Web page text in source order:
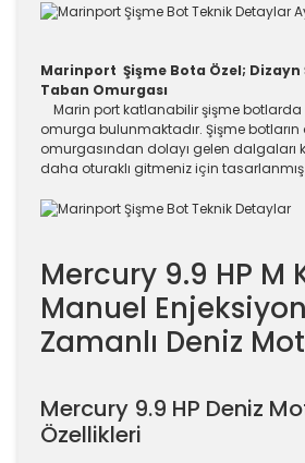
Marinport Şişme Bota Özel; Dizayn
Taban Omurgası
Marin port katlanabilir şişme botlarda
omurga bulunmaktadır. Şişme botların
omurgasından dolayı gelen dalgaları
daha oturaklı gitmeniz için tasarlanmış
Mercury 9.9 HP M
Manuel
Zamanlı Deniz
Mercury 9.9 HP Deniz
Özellikleri